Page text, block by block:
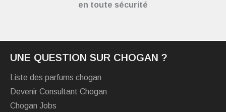
en toute sécurité
UNE QUESTION SUR CHOGAN ?
Liste des parfums chogan
Devenir Consultant Chogan
Chogan Jobs